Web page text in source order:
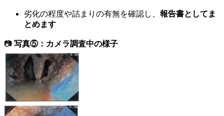
劣化の程度や詰まりの有無を確認し、 報告書としてま
とめます
📷 写真⑤：カメラ調査中の様子